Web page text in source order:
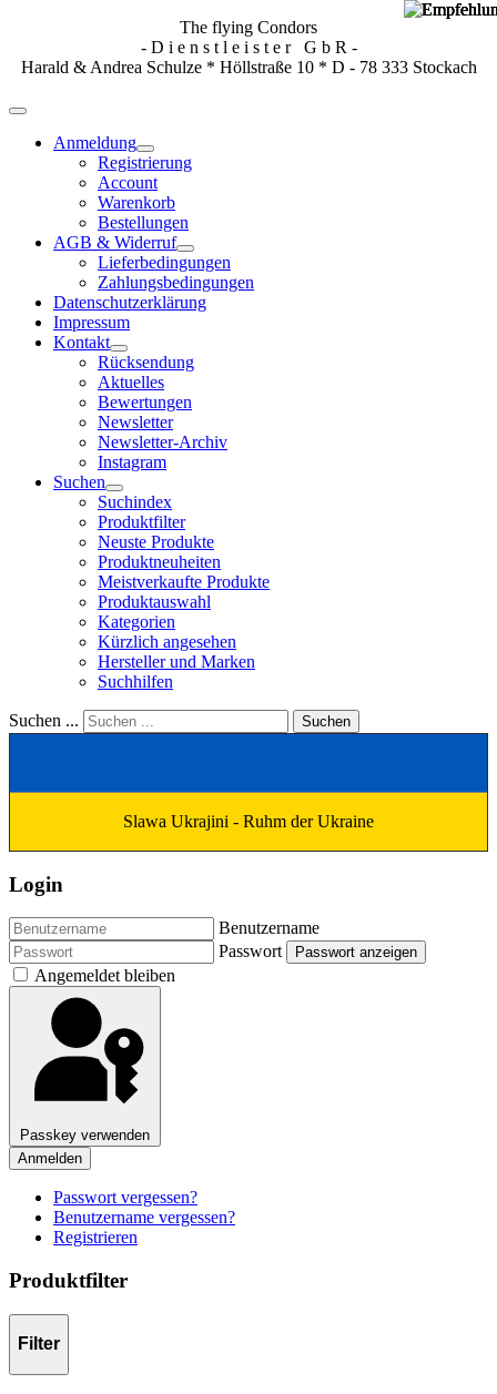
The flying Condors
- D i e n s t l e i s t e r G b R -
Harald & Andrea Schulze * Höllstraße 10 * D - 78 333 Stockach
Anmeldung
Registrierung
Account
Warenkorb
Bestellungen
AGB & Widerruf
Lieferbedingungen
Zahlungsbedingungen
Datenschutzerklärung
Impressum
Kontakt
Rücksendung
Aktuelles
Bewertungen
Newsletter
Newsletter-Archiv
Instagram
Suchen
Suchindex
Produktfilter
Neuste Produkte
Produktneuheiten
Meistverkaufte Produkte
Produktauswahl
Kategorien
Kürzlich angesehen
Hersteller und Marken
Suchhilfen
Suchen ... Suchen
Slawa Ukrajini - Ruhm der Ukraine
Login
Benutzername
Passwort
Passwort anzeigen
Angemeldet bleiben
Passkey verwenden
Anmelden
Passwort vergessen?
Benutzername vergessen?
Registrieren
Produktfilter
Filter